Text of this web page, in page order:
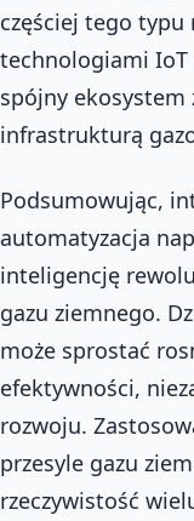
częściej tego typu
technologiami
spójny ekosystem
infrastrukturą
Podsumowując,
automatyzacja
inteligencję
gazu ziemnego.
może sprostać
efektywności,
rozwoju.
przesyle gazu
rzeczywistość